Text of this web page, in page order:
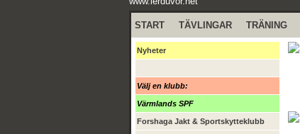
START TÄVLINGAR TRÄNING
Nyheter
Välj en klubb:
Värmlands SPF
Forshaga Jakt & Sportskytteklubb